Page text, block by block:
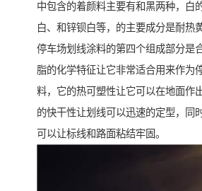
中包含的着颜料主要有和黑两种，白
白、和锌钡白等，的主要成分是耐热黄
停车场划线涂料的第四个组成部分是
脂的化学特征让它非常适合用来作为
料，它的热可塑性让它可以在地面作
的快干性让划线可以迅速的定型，同
可以让标线和路面粘结牢固。